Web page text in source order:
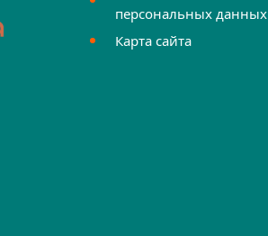
персональных данных
Карта сайта